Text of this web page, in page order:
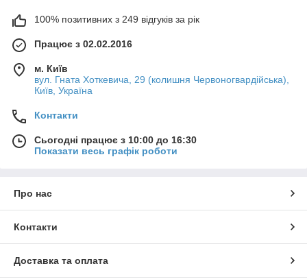
100% позитивних з 249 відгуків за рік
Працює з 02.02.2016
м. Київ
вул. Гната Хоткевича, 29 (колишня Червоногвардійська),
Київ, Україна
Контакти
Сьогодні працює з 10:00 до 16:30
Показати весь графік роботи
Про нас
Контакти
Доставка та оплата